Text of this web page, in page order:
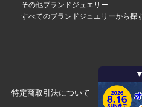
その他ブランドジュエリー
すべてのブランドジュエリーから探
特定商取引法について 会社概